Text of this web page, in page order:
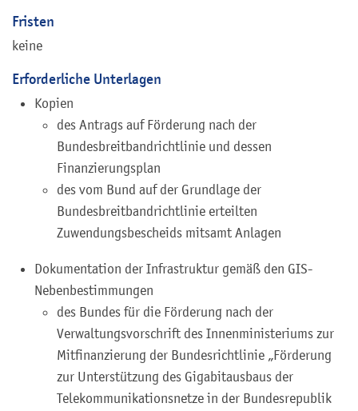
Fristen
keine
Erforderliche Unterlagen
Kopien
des Antrags auf Förderung nach der
Bundesbreitbandrichtlinie und dessen
Finanzierungsplan
des vom Bund auf der Grundlage der
Bundesbreitbandrichtlinie erteilten
Zuwendungsbescheids mitsamt Anlagen
Dokumentation der Infrastruktur gemäß den GIS-
Nebenbestimmungen
des Bundes für die Förderung nach der
Verwaltungsvorschrift des Innenministeriums zur
Mitfinanzierung der Bundesrichtlinie „Förderung
zur Unterstützung des Gigabitausbaus der
Telekommunikationsnetze in der Bundesrepublik